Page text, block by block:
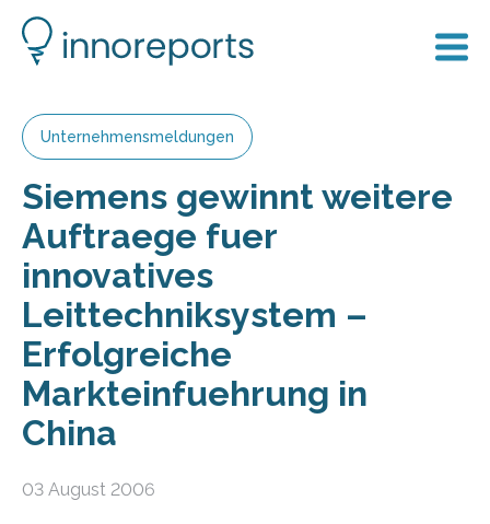
Unternehmensmeldungen
Siemens gewinnt weitere
Auftraege fuer
innovatives
Leittechniksystem –
Erfolgreiche
Markteinfuehrung in
China
03 August 2006